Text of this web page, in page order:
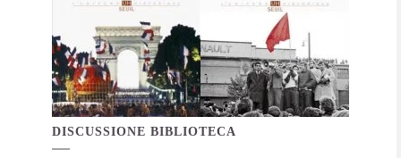
DISCUSSIONE BIBLIOTECA